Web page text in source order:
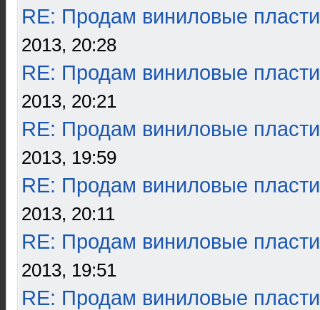
RE: Продам виниловые
2013, 20:28
RE: Продам виниловые
2013, 20:21
RE: Продам виниловые
2013, 19:59
RE: Продам виниловые
2013, 20:11
RE: Продам виниловые
2013, 19:51
RE: Продам виниловые